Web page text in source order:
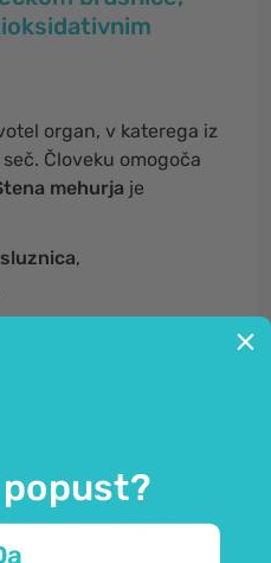
organ, v katerega iz
Človeku omogoča
mehurja je
sluznica,
vitamin B3 (niacin)
mehur,